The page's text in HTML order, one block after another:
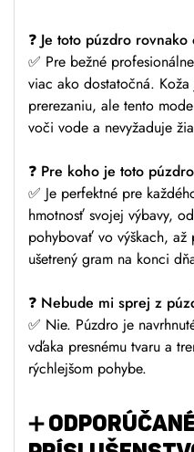
❓ Je toto púzdro
✅ Pre bežné
viac ako dostatočná.
prerezaniu, ale tento
voči vode a nevyžaduje
❓ Pre koho je toto
✅ Je perfektné pre
hmotnosť svojej výbavy,
pohybovať vo výškach,
ušetrený gram na konci
❓ Nebude mi sprej z
✅ Nie. Púzdro je
vďaka presnému tvaru a
rýchlejšom pohybe.
➕ODPORÚČANÉ